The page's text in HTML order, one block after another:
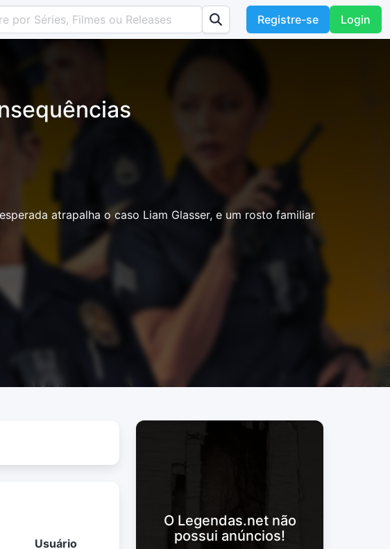
Registre-se Login
atrapalha o caso Liam Glasser, e um rosto familiar
Usuário
O Legendas.net não
possui anúncios!